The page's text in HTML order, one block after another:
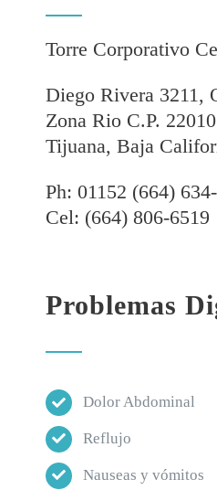
Torre Corporativo
Diego Rivera 3211,
Zona Rio C.P. 22010
Tijuana, Baja
Ph: 01152 (664)
Cel: (664) 806-6519
Problemas
Dolor Abdominal
Reflujo
Nauseas y vómitos